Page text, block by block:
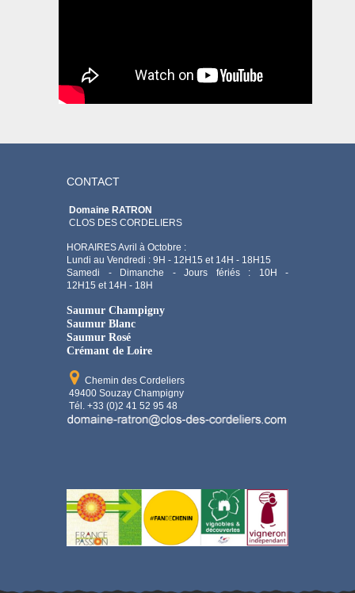
CONTACT
Domaine RATRON
CLOS DES CORDELIERS
HORAIRES Avril à Octobre :
Lundi au Vendredi : 9H - 12H15 et 14H - 18H15
Samedi - Dimanche - Jours fériés : 10H -
12H15 et 14H - 18H
Saumur Champigny
Saumur Blanc
Saumur Rosé
Crémant de Loire
Chemin des Cordeliers
49400 Souzay Champigny
Tél. +33 (0)2 41 52 95 48